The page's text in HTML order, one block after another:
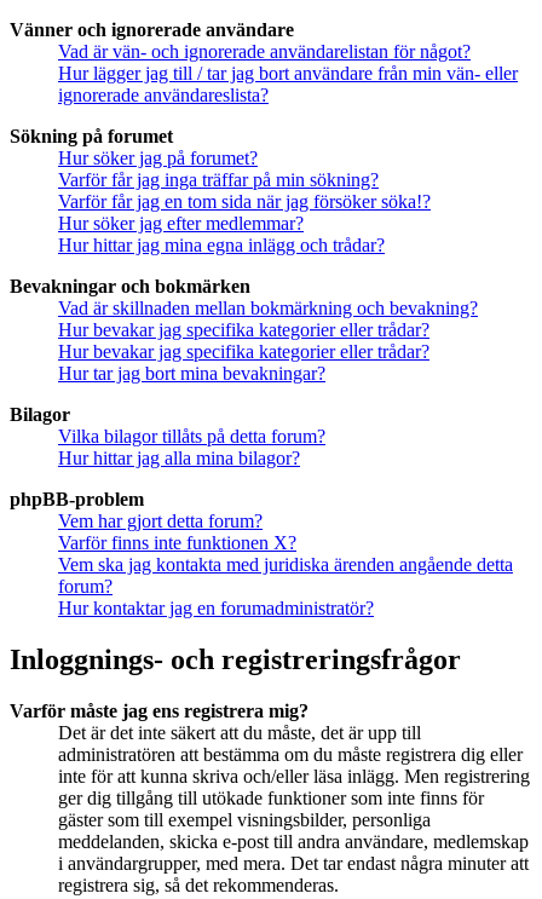
Vänner och ignorerade användare
Vad är vän- och ignorerade användarelistan för något?
Hur lägger jag till / tar jag bort användare från min vän- eller
ignorerade användareslista?
Sökning på forumet
Hur söker jag på forumet?
Varför får jag inga träffar på min sökning?
Varför får jag en tom sida när jag försöker söka!?
Hur söker jag efter medlemmar?
Hur hittar jag mina egna inlägg och trådar?
Bevakningar och bokmärken
Vad är skillnaden mellan bokmärkning och bevakning?
Hur bevakar jag specifika kategorier eller trådar?
Hur bevakar jag specifika kategorier eller trådar?
Hur tar jag bort mina bevakningar?
Bilagor
Vilka bilagor tillåts på detta forum?
Hur hittar jag alla mina bilagor?
phpBB-problem
Vem har gjort detta forum?
Varför finns inte funktionen X?
Vem ska jag kontakta med juridiska ärenden angående detta
forum?
Hur kontaktar jag en forumadministratör?
Inloggnings- och registreringsfrågor
Varför måste jag ens registrera mig?
Det är det inte säkert att du måste, det är upp till
administratören att bestämma om du måste registrera dig eller
inte för att kunna skriva och/eller läsa inlägg. Men registrering
ger dig tillgång till utökade funktioner som inte finns för
gäster som till exempel visningsbilder, personliga
meddelanden, skicka e-post till andra användare, medlemskap
i användargrupper, med mera. Det tar endast några minuter att
registrera sig, så det rekommenderas.